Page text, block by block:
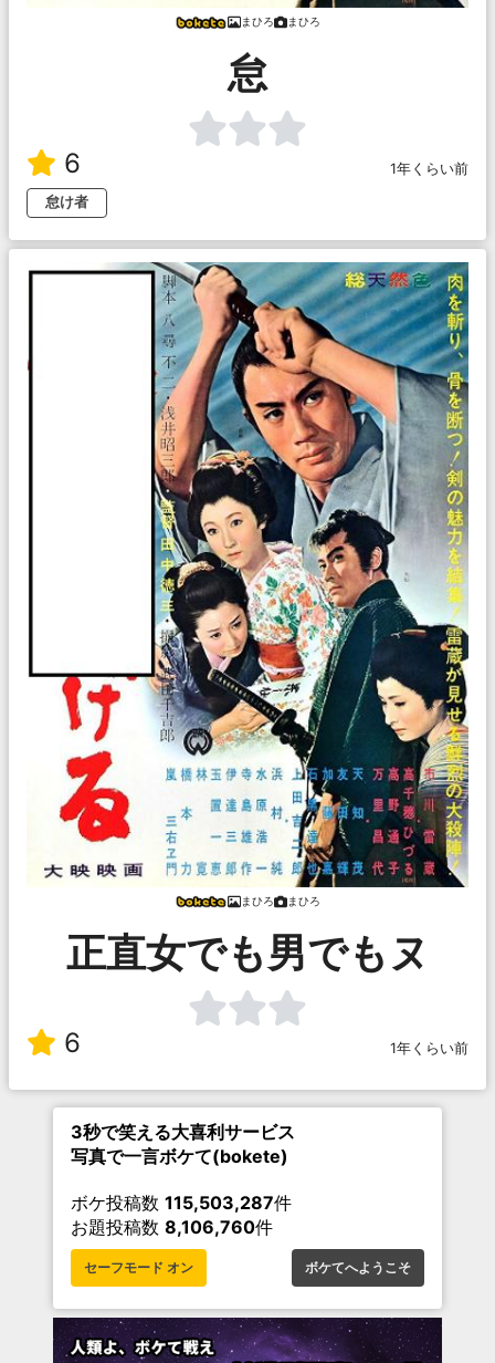
まひろ まひろ
怠
6
1年くらい前
怠け者
まひろ まひろ
正直女でも男でもヌ
6 1年くらい前
3秒で笑える大喜利サービス
写真で一言ボケて(bokete)
ボケ投稿数 115,503,287件
お題投稿数 8,106,760件
セーフモード オン ボケてへようこそ